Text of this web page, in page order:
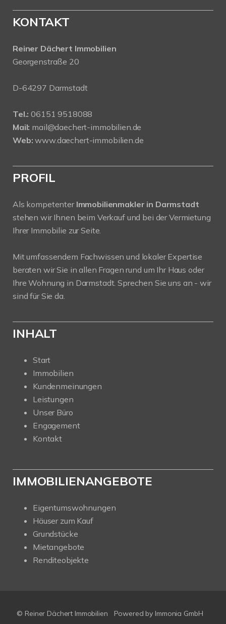
KONTAKT
Reiner Dächert Immobilien
Georgenstraße 20
D-64297 Darmstadt
Tel.: 06151 9518088
Mail: mail@daechert-immobilien.de
Web: www.daechert-immobilien.de
PROFIL
Als kompetenter Immobilienmakler in Darmstadt
stehen wir Ihnen beim Verkauf und bei der Vermietung
Ihrer Immobilie zur Seite.
Mit umfassendem Fachwissen und lokaler Expertise
beraten wir Sie in allen Fragen rund um Ihr Haus oder
Ihre Wohnung in Darmstadt. Sprechen Sie uns an - wir
sind für Sie da.
INHALT
Start
Immobilien
Kundenmeinungen
Leistungen
Unser Büro
Engagement
Kontakt
IMMOBILIENANGEBOTE
Eigentumswohnungen
Häuser zum Kauf
Grundstücke
Mietangebote
Renditeobjekte
© Reiner Dächert Immobilien Powered by Immonia GmbH